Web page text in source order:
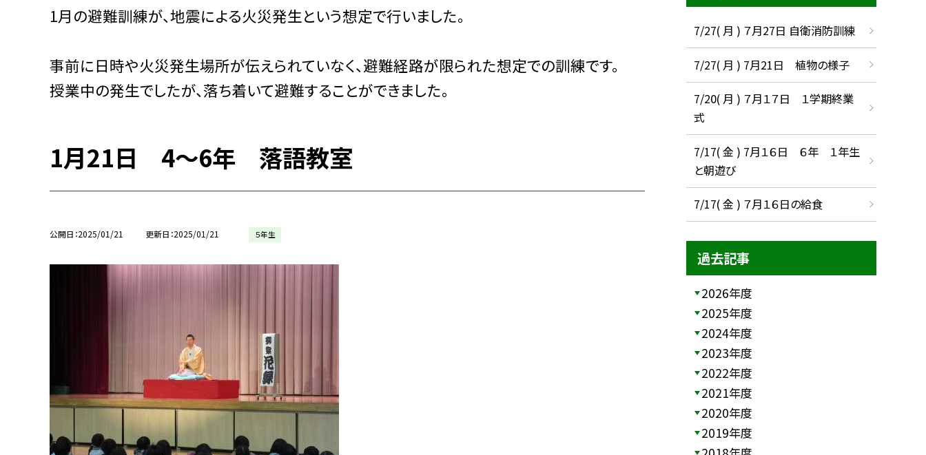
1月の避難訓練が、地震による火災発生という想定で行いました。
事前に日時や火災発生場所が伝えられていなく、避難経路が限られた想定での訓練です。
授業中の発生でしたが、落ち着いて避難することができました。
1月21日 4〜6年 落語教室
公開日 2025/01/21 更新日 2025/01/21 ５年生
7/27( 月 ) ７月27日 自衛消防訓練
7/27( 月 ) 7月21日 植物の様子
7/20( 月 ) ７月１７日 １学期終業
式
7/17( 金 ) 7月１６日 ６年 １年生
と朝遊び
7/17( 金 ) ７月１６日の給食
過去記事
2026年度
2025年度
2024年度
2023年度
2022年度
2021年度
2020年度
2019年度